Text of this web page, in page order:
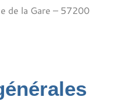
de la Gare – 57200